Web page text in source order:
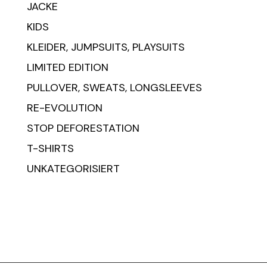
JACKE
KIDS
KLEIDER, JUMPSUITS, PLAYSUITS
LIMITED EDITION
PULLOVER, SWEATS, LONGSLEEVES
RE-EVOLUTION
STOP DEFORESTATION
T-SHIRTS
UNKATEGORISIERT